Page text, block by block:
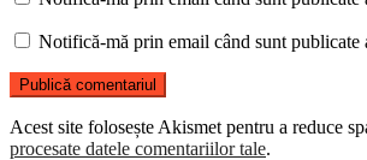
Notifică-mă prin email când sunt publicate
Acest site folosește Akismet pentru a reduce
procesate datele comentariilor tale.